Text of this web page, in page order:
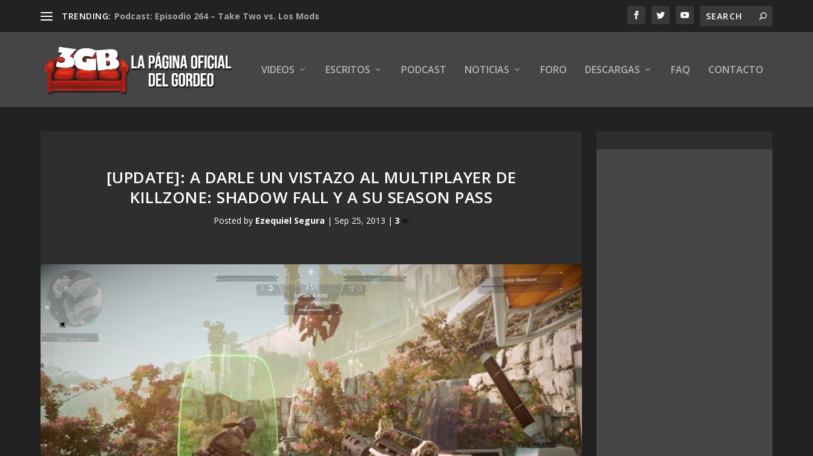
TRENDING: Podcast: Episodio 264 – Take Two vs. Los Mods
VIDEOS ESCRITOS PODCAST NOTICIAS FORO DESCARGAS FAQ CONTACTO
[UPDATE]: A DARLE UN VISTAZO AL MULTIPLAYER DE
KILLZONE: SHADOW FALL Y A SU SEASON PASS
Posted by Ezequiel Segura | Sep 25, 2013 | 3